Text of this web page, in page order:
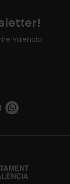
Valencia!
user/
VisitaValencia
company/turismo-valencia/
https://api.whatsapp.com/send/